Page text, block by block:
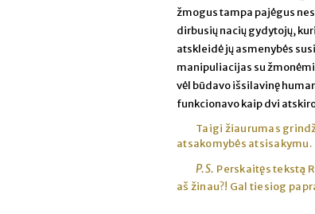
žmogus tampa pajėgus
dirbusių nacių gydytojų,
atskleidė jų asmenybės
manipuliacijas su
vėl būdavo išsilavinę
funkcionavo kaip dvi
Taigi žiaurumas
atsakomybės atsisakymu.
P.S. Perskaitęs tekstą
aš žinau?! Gal tiesiog